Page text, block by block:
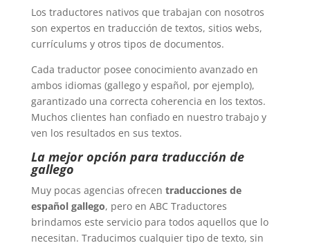
Los traductores nativos que trabajan con nosotros
son expertos en traducción de textos, sitios webs,
currículums y otros tipos de documentos.
Cada traductor posee conocimiento avanzado en
ambos idiomas (gallego y español, por ejemplo),
garantizado una correcta coherencia en los textos.
Muchos clientes han confiado en nuestro trabajo y
ven los resultados en sus textos.
La mejor opción para traducción de
gallego
Muy pocas agencias ofrecen traducciones de
español gallego, pero en ABC Traductores
brindamos este servicio para todos aquellos que lo
necesitan. Traducimos cualquier tipo de texto, sin